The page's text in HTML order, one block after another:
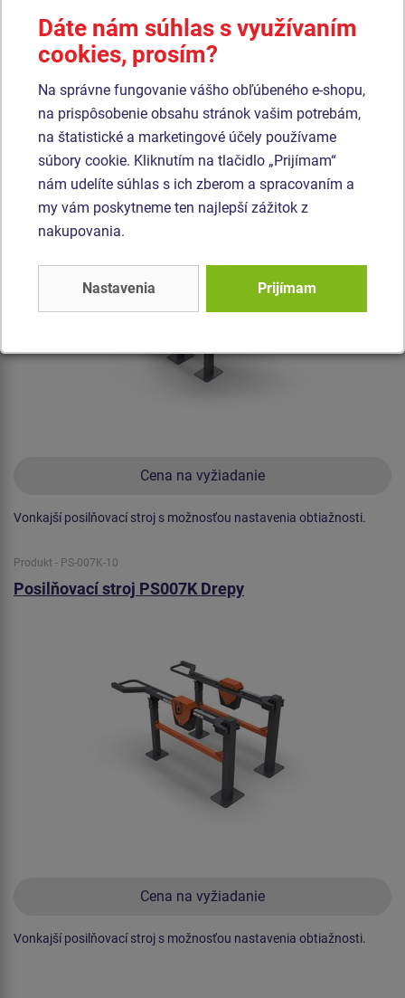
Cena na vyžiadanie
Vonkajší posilňovací stroj s možnosťou nastavenia obtiažnosti.
Produkt - PS-006K-10
Posilňovací stroj PS006K Chrbtové príťahy
Cena na vyžiadanie
Vonkajší posilňovací stroj s možnosťou nastavenia obtiažnosti.
Produkt - PS-007K-10
Posilňovací stroj PS007K Drepy
Cena na vyžiadanie
Vonkajší posilňovací stroj s možnosťou nastavenia obtiažnosti.
Dáte nám súhlas s využívaním
cookies, prosím?
Na správne fungovanie vášho obľúbeného e-shopu,
na prispôsobenie obsahu stránok vašim potrebám,
na štatistické a marketingové účely používame
súbory cookie. Kliknutím na tlačidlo „Prijímam“
nám udelíte súhlas s ich zberom a spracovaním a
my vám poskytneme ten najlepší zážitok z
nakupovania.
Nastavenia Prijímam